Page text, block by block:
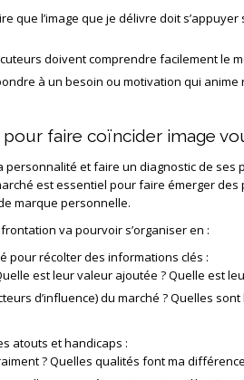
que l’image que je délivre doit
doivent comprendre facilement le
à un besoin ou motivation qui anime
faire coïncider image
et faire un diagnostic de ses
est essentiel pour faire émerger des
marque personnelle.
va pourvoir s’organiser en :
pour récolter des informations clés :
est leur valeur ajoutée ? Quelle est
d’influence) du marché ? Quelles
atouts et handicaps :
? Quelles qualités font ma